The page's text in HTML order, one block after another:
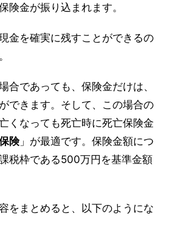
険金が振り込まれます。
金を確実に残すことができるの
合であっても、保険金だけは、
できます。そして、この場合の
くなっても死亡時に死亡保険金
険」が最適です。保険金額につ
税枠である500万円を基準金額
をまとめると、以下のようにな